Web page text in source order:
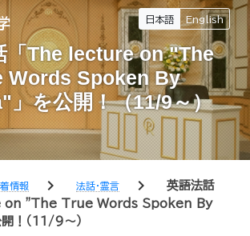
日本語 English
「The lecture on "The
Words Spoken By
」を公開！（11/9～）
情報 chevron_right 法話・霊言 chevron_right
英語法話
on "The True Words Spoken By
！（11/9～）